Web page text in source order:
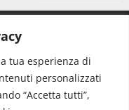
tua esperienza di
personalizzati
“Accetta tutti”,